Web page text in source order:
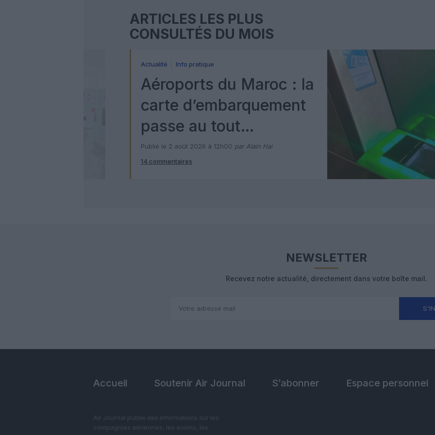
ARTICLES LES PLUS
CONSULTÉS DU MOIS
Actualité Info pratique
Aéroports du Maroc : la
carte d’embarquement
passe au tout
numérique avec Pax
Check
Publié le 2 août 2026 à 12h00 par Alain Hai
14 commentaires
NEWSLETTER
Recevez notre actualité, directement dans votre boîte mail.
Accueil Soutenir Air Journal S’abonner Espace personnel